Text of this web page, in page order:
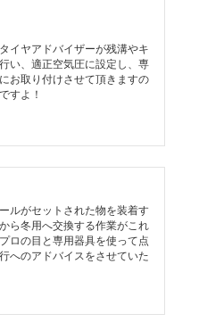
イヤアドバイザーが残溝やキ
い、適正空気圧に設定し、専
お取り付けさせて頂きますの
すよ！
ルがセットされた物を装着す
ら冬用へ交換する作業がこれ
ロの目と専用器具を使って点
へのアドバイスをさせていた